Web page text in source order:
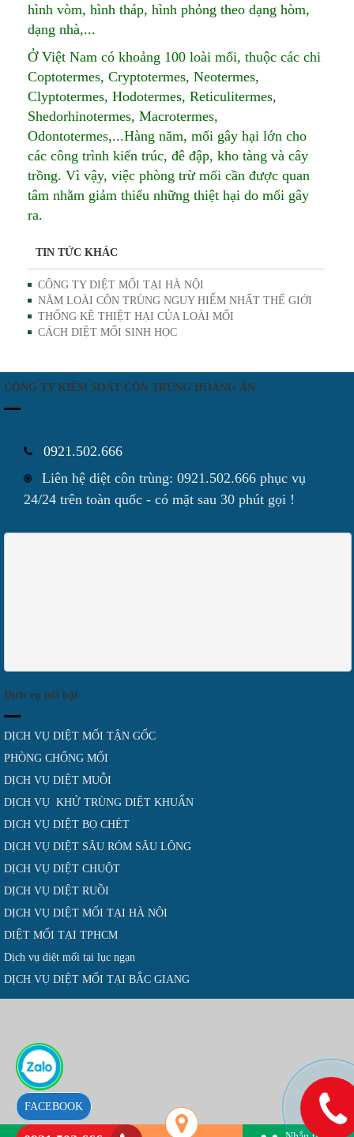
hình vòm, hình tháp, hình phỏng theo dạng hòm,
dạng nhà,...
Ở Việt Nam có khoảng 100 loài mối, thuộc các chi
Coptotermes, Cryptotermes, Neotermes,
Clyptotermes, Hodotermes, Reticulitermes,
Shedorhinotermes, Macrotermes,
Odontotermes,...Hàng năm, mối gây hại lớn cho
các công trình kiến trúc, đê đập, kho tàng và cây
trồng. Vì vậy, việc phòng trừ mối cần được quan
tâm nhằm giảm thiểu những thiệt hại do mối gây
ra.
TIN TỨC KHÁC
CÔNG TY DIỆT MỐI TẠI HÀ NỘI
NĂM LOÀI CÔN TRÙNG NGUY HIỂM NHẤT THẾ GIỚI
THỐNG KÊ THIỆT HẠI CỦA LOÀI MỐI
CÁCH DIỆT MỐI SINH HỌC
CÔNG TY KIỂM SOÁT CÔN TRÙNG HOÀNG ÂN
0921.502.666
Liên hệ diệt côn trùng: 0921.502.666 phục vụ
24/24 trên toàn quốc - có mặt sau 30 phút gọi !
Dịch vụ nổi bật
DỊCH VỤ DIỆT MỐI TẬN GỐC
PHÒNG CHỐNG MỐI
DỊCH VỤ DIỆT MUỖI
DỊCH VỤ KHỬ TRÙNG DIỆT KHUẨN
DỊCH VỤ DIỆT BỌ CHÉT
DỊCH VỤ DIỆT SÂU RÓM SÂU LÔNG
DỊCH VỤ DIỆT CHUỘT
DỊCH VỤ DIỆT RUỒI
DỊCH VỤ DIỆT MỐI TẠI HÀ NỘI
DIỆT MỐI TẠI TPHCM
Dịch vụ diệt mối tại lục ngạn
DỊCH VỤ DIỆT MỐI TẠI BẮC GIANG
FACEBOOK